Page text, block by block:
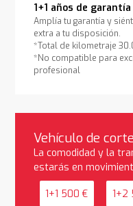
1+1 años de garantía
Amplía tu garantía y
extra a tu disposición.
*Total de kilometraje
*No compatible para
profesional
Vehículo de
La comodidad y la
estarás en
1+1 500 € 1+2